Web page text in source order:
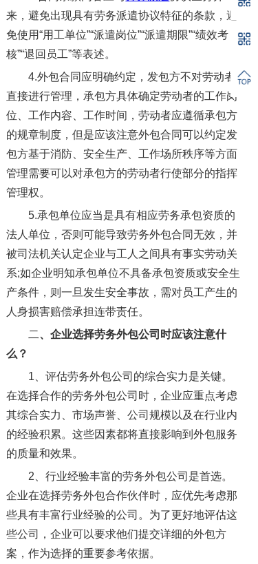
来，避免出现具有劳务派遣协议特征的条款，避
免使用“用工单位”“派遣岗位”“派遣期限”“绩效考
核”“退回员工”等表述。
4.外包合同应明确约定，发包方不对劳动者
直接进行管理，承包方具体确定劳动者的工作岗
位、工作内容、工作时间，劳动者应遵循承包方
的规章制度，但是应该注意外包合同可以约定发
包方基于消防、安全生产、工作场所秩序等方面
管理需要可以对承包方的劳动者行使部分的指挥
管理权。
5.承包单位应当是具有相应劳务承包资质的
法人单位，否则可能导致劳务外包合同无效，并
被司法机关认定企业与工人之间具有事实劳动关
系;如企业明知承包单位不具备承包资质或安全生
产条件，则一旦发生安全事故，需对员工产生的
人身损害赔偿承担连带责任。
二、企业选择劳务外包公司时应该注意什
么？
1、评估劳务外包公司的综合实力是关键。
在选择合作的劳务外包公司时，企业应重点考虑
其综合实力、市场声誉、公司规模以及在行业内
的经验积累。这些因素都将直接影响到外包服务
的质量和效果。
2、行业经验丰富的劳务外包公司是首选。
企业在选择劳务外包合作伙伴时，应优先考虑那
些具有丰富行业经验的公司。为了更好地评估这
些公司，企业可以要求他们提交详细的外包方
案，作为选择的重要参考依据。